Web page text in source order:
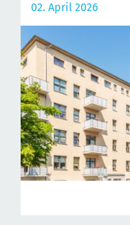
02. April 2026